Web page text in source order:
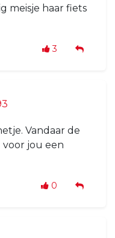
meisje haar fiets
3
Vandaar de
voor jou een
0